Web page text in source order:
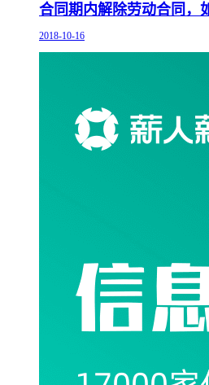
合同期内解除劳动合同，
2018-10-16